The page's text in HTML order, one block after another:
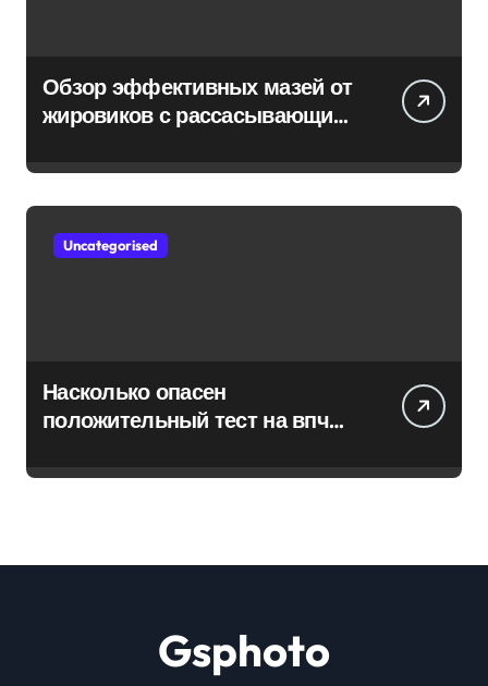
Обзор эффективных мазей от
жировиков с рассасывающим
Uncategorised
Насколько опасен
положительный тест на впч
Gsphoto